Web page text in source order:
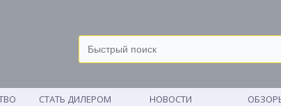
СТАТЬ ДИЛЕРОМ НОВОСТИ